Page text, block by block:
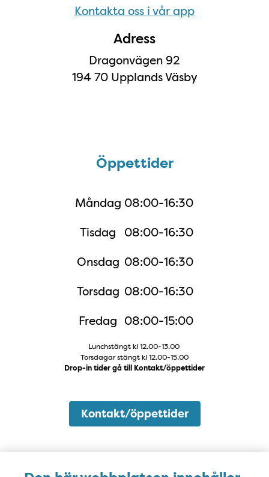
Kontakta oss i vår app
Adress
Dragonvägen 92
194 70 Upplands Väsby
Öppettider
Måndag 08:00-16:30
Tisdag
08:00-16:30
Onsdag 08:00-16:30
Torsdag 08:00-16:30
Fredag 08:00-15:00
Lunchstängt kl 12.00-13.00
Torsdagar stängt kl 12.00-15.00
Drop-in tider gå till Kontakt/öppettider
Kontakt/öppettider
Karta